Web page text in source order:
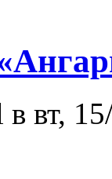
вт,